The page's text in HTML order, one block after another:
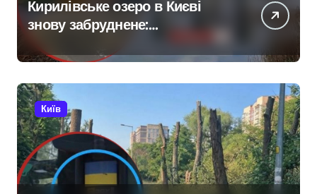
Кирилівське озеро в Києві
знову забруднене:
нафтопродукти потрапили у
водойму після російської
атаки 8 серпня
Київ